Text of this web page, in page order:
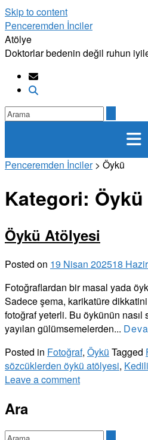
Skip to content
Penceremden İnciler
Atölye
Doktorlar bedenin değil ruhun
Penceremden İnciler> Öykü
Kategori: Öykü
Öykü Atölyesi
Posted on 19 Nisan 202518
Fotoğraflardan bir masal yada
Sadece şema, karikatüre
fotoğraf yeterli. Bu öykünün
yayılan gülümsemelerden...
Posted in Fotoğraf, Öykü Tagged
sözcüklerden öykü atölyesi,
Leave a comment
Ara